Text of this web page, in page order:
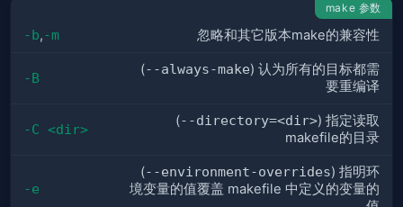
make 参数
-b,-m 忽略和其它版本make的兼容性
-B
(--always-make) 认为所有的目标都需
要重编译
-C <dir>
(--directory=<dir>) 指定读取
makefile的目录
-e
(--environment-overrides) 指明环
境变量的值覆盖 makefile 中定义的变量的